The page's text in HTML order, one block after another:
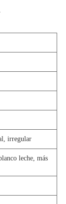
irregular
leche, más